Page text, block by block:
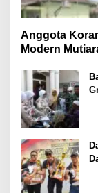
Anggota
Modern